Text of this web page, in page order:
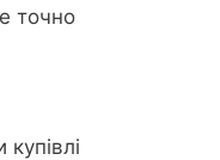
точно